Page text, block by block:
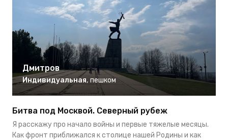
Дмитров
Индивидуальная, пешком
Битва под Москвой. Северный рубеж
Я расскажу про начало войны и первые тяжелые месяцы.
Как фронт приближался к столице нашей Родины и как